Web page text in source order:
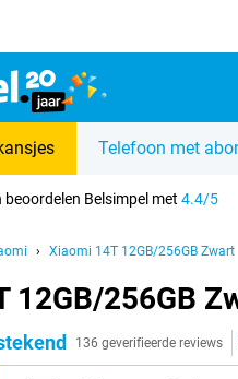
Telefoon met
beoordelen Belsimpel met4.4/5
Xiaomi 14T 12GB/256GB Zwart
12GB/256GB
136 geverifieerde reviews